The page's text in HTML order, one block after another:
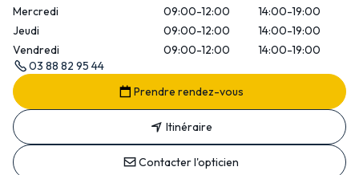
Mercredi
09:00-12:00
14:00-19:00
Jeudi
09:00-12:00
14:00-19:00
Vendredi
09:00-12:00
14:00-19:00
03 88 82 95 44
Prendre rendez-vous
Itinéraire
Contacter l'opticien